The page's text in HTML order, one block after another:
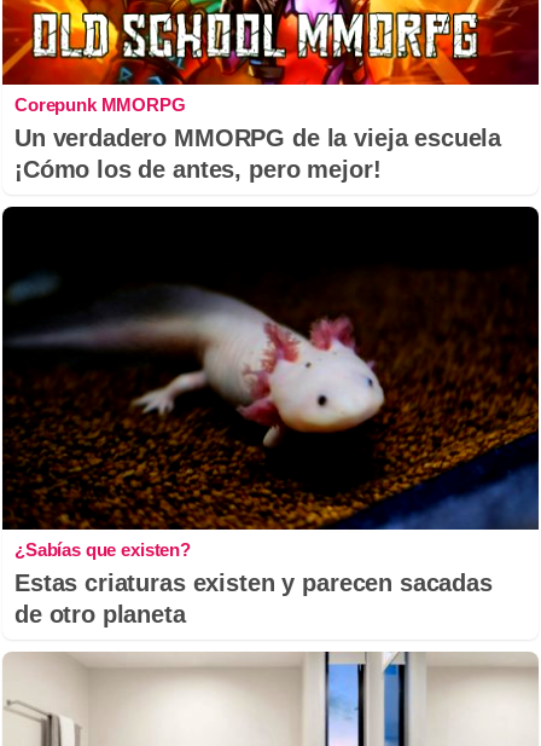
Corepunk MMORPG
Un verdadero MMORPG de la vieja escuela
¡Cómo los de antes, pero mejor!
¿Sabías que existen?
Estas criaturas existen y parecen sacadas
de otro planeta